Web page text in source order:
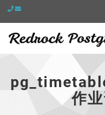
pg_timetable:
业
调
作